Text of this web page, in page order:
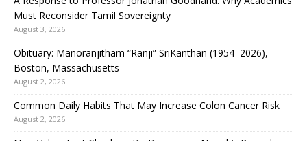
Must Reconsider Tamil Sovereignty
August 3, 2026
Obituary: Manoranjitham “Ranji” SriKanthan (1954–2026),
Boston, Massachusetts
August 2, 2026
Common Daily Habits That May Increase Colon Cancer Risk
August 2, 2026